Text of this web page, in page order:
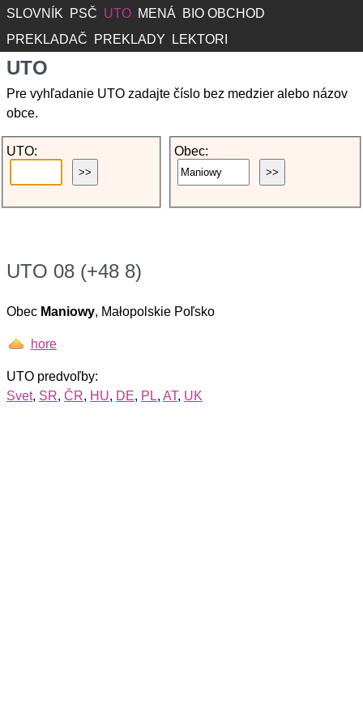
SLOVNÍK PSČ UTO MENÁ
BIO OBCHOD
PREKLADAČ
PREKLADY LEKTORI
UTO
Pre vyhľadanie UTO zadajte číslo bez medzier alebo názov
obce.
UTO: Obec:
UTO 08 (+48 8)
Obec Maniowy, Małopolskie Poľsko
hore
UTO predvoľby:
Svet, SR, ČR, HU, DE, PL, AT, UK